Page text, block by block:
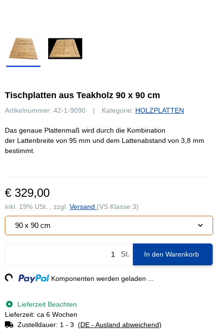
Tischplatten aus Teakholz 90 x 90 cm
Artikelnummer: 42-1-9090 Kategorie: HOLZPLATTEN
Das genaue Plattenmaß wird durch die Kombination
der Lattenbreite von 95 mm und dem Lattenabstand von 3,8 mm
bestimmt.
€ 329,00
inkl. 19% USt. , zzgl. Versand (VS Klasse 3)
90 x 90 cm
St. In den Warenkorb
Komponenten werden geladen ...
Lieferzeit Beachten
Lieferzeit: ca 6 Wochen
Zustelldauer: 1 - 3 (DE - Ausland abweichend)